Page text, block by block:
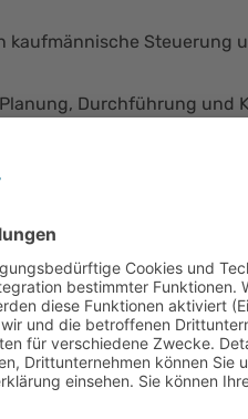
kaufmännische Steuerung
Durchführung und
koordinierst
von Kunden
Schulabschluss
mit Word und
Bearbeitung und
Ausbildung in